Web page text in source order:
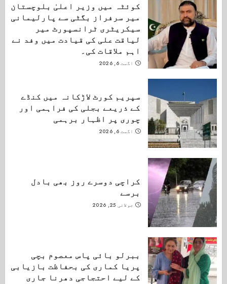
کوئٹہ میں وزیر اعلیٰ بلوچستان
میر سرفراز بگٹی سے پارلیمانی
سیکریٹری ٹرانسپورٹ میر
لیاقت علی کی قیادت میں وفد نے
اہم ملاقات کی۔
اگست 6, 2026
سپریم کورٹ لاڑکانہ میں کنڈے
کے ذریعے بجلی کی فراہمی اور
چوری پر اظہار برہمی
اگست 6, 2026
کراچی دوسرے روز بھی بادل
برسے
جولائی 25, 2026
ببرلو بائی پاس معصوم بچی
پریا کماری کی بحفاظت بازیابی
کے لیے احتجاجی دھرنا جاری